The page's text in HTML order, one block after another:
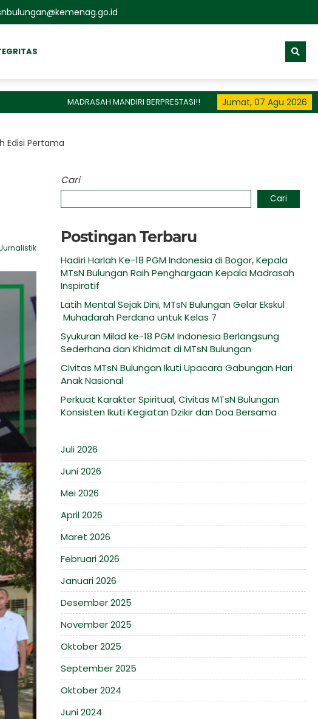
Jumat, 07 Agu 2026
MADRASAH MANDIRI BERPRESTASI!!
Edisi Pertama
Jurnalistik
Cari
Cari
Postingan Terbaru
Hadiri Harlah Ke-18 PGM Indonesia di Bogor, Kepala
MTsN Bulungan Raih Penghargaan Kepala Madrasah
Inspiratif
Latih Mental Sejak Dini, MTsN Bulungan Gelar Ekskul
Muhadarah Perdana untuk Kelas 7
Syukuran Milad ke-18 PGM Indonesia Berlangsung
Sederhana dan Khidmat di MTsN Bulungan
Civitas MTsN Bulungan Ikuti Upacara Gabungan Hari
Anak Nasional
Perkuat Karakter Spiritual, Civitas MTsN Bulungan
Konsisten Ikuti Kegiatan Dzikir dan Doa Bersama
Juli 2026
Juni 2026
Mei 2026
April 2026
Maret 2026
Februari 2026
Januari 2026
Desember 2025
November 2025
Oktober 2025
September 2025
Oktober 2024
Juni 2024